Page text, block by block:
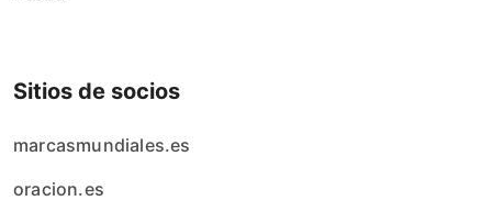
Sitios de socios
marcasmundiales.es
oracion.es